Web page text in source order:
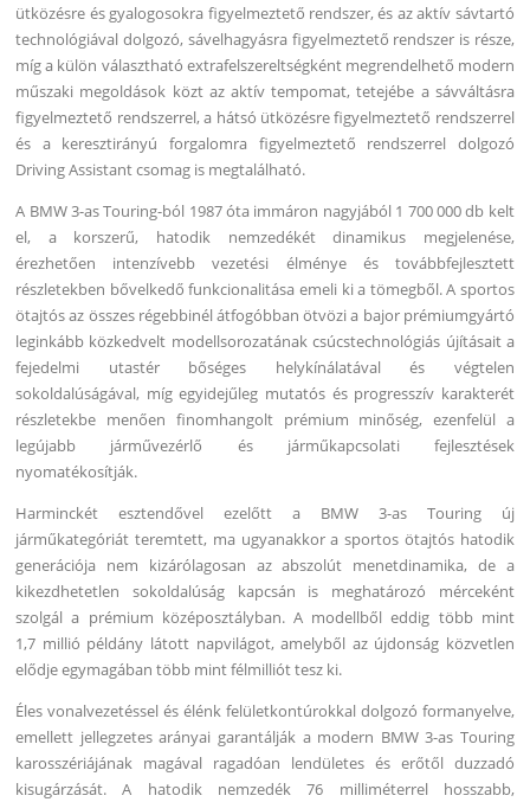
ütközésre és gyalogosokra figyelmeztető rendszer, és az aktív sávtartó
technológiával dolgozó, sávelhagyásra figyelmeztető rendszer is része,
míg a külön választható extrafelszereltségként megrendelhető modern
műszaki megoldások közt az aktív tempomat, tetejébe a sávváltásra
figyelmeztető rendszerrel, a hátsó ütközésre figyelmeztető rendszerrel
és a keresztirányú forgalomra figyelmeztető rendszerrel dolgozó
Driving Assistant csomag is megtalálható.
A BMW 3-as Touring-ból 1987 óta immáron nagyjából 1 700 000 db kelt
el, a korszerű, hatodik nemzedékét dinamikus megjelenése,
érezhetően intenzívebb vezetési élménye és továbbfejlesztett
részletekben bővelkedő funkcionalitása emeli ki a tömegből. A sportos
ötajtós az összes régebbinél átfogóbban ötvözi a bajor prémiumgyártó
leginkább közkedvelt modellsorozatának csúcstechnológiás újításait a
fejedelmi utastér bőséges helykínálatával és végtelen
sokoldalúságával, míg egyidejűleg mutatós és progresszív karakterét
részletekbe menően finomhangolt prémium minőség, ezenfelül a
legújabb járművezérlő és járműkapcsolati fejlesztések
nyomatékosítják.
Harminckét esztendővel ezelőtt a BMW 3-as Touring új
járműkategóriát teremtett, ma ugyanakkor a sportos ötajtós hatodik
generációja nem kizárólagosan az abszolút menetdinamika, de a
kikezdhetetlen sokoldalúság kapcsán is meghatározó mérceként
szolgál a prémium középosztályban. A modellből eddig több mint
1,7 millió példány látott napvilágot, amelyből az újdonság közvetlen
elődje egymagában több mint félmilliót tesz ki.
Éles vonalvezetéssel és élénk felületkontúrokkal dolgozó formanyelve,
emellett jellegzetes arányai garantálják a modern BMW 3-as Touring
karosszériájának magával ragadóan lendületes és erőtől duzzadó
kisugárzását. A hatodik nemzedék 76 milliméterrel hosszabb,